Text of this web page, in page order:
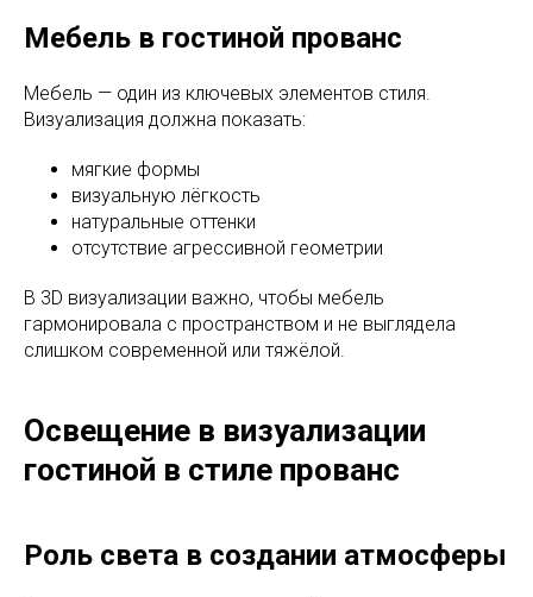
Мебель в гостиной прованс
Мебель — один из ключевых элементов стиля.
Визуализация должна показать:
мягкие формы
визуальную лёгкость
натуральные оттенки
отсутствие агрессивной геометрии
В 3D визуализации важно, чтобы мебель
гармонировала с пространством и не выглядела
слишком современной или тяжёлой.
Освещение в визуализации
гостиной в стиле прованс
Роль света в создании атмосферы